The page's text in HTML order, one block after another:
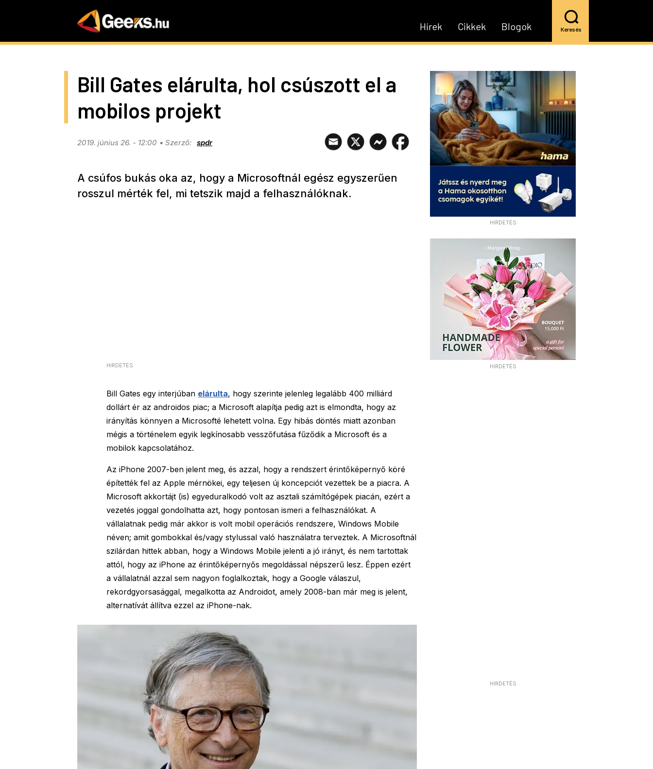
Blogok
Cikkek
Hírek Keresés
HIRDETÉS
HIRDETÉS
HIRDETÉS
Bill Gates elárulta, hol csúszott el a
mobilos projekt
2019. június 26. - 12:00 spdr
A csúfos bukás oka az, hogy a Microsoftnál egész egyszerűen
rosszul mérték fel, mi tetszik majd a felhasználóknak.
HIRDETÉS
Bill Gates egy interjúban elárulta, hogy szerinte jelenleg legalább 400 milliárd
dollárt ér az androidos piac; a Microsoft alapítja pedig azt is elmondta, hogy az
irányítás könnyen a Microsofté lehetett volna. Egy hibás döntés miatt azonban
mégis a történelem egyik legkínosabb vesszőfutása fűződik a Microsoft és a
mobilok kapcsolatához.
Az iPhone 2007-ben jelent meg, és azzal, hogy a rendszert érintőképernyő köré
építették fel az Apple mérnökei, egy teljesen új koncepciót vezettek be a piacra. A
Microsoft akkortájt (is) egyeduralkodó volt az asztali számítógépek piacán, ezért a
vezetés joggal gondolhatta azt, hogy pontosan ismeri a felhasználókat. A
vállalatnak pedig már akkor is volt mobil operációs rendszere, Windows Mobile
néven; amit gombokkal és/vagy stylussal való használatra terveztek. A Microsoftnál
szilárdan hittek abban, hogy a Windows Mobile jelenti a jó irányt, és nem tartottak
attól, hogy az iPhone az érintőképernyős megoldással népszerű lesz. Éppen ezért
a vállalatnál azzal sem nagyon foglalkoztak, hogy a Google válaszul,
rekordgyorsasággal, megalkotta az Androidot, amely 2008-ban már meg is jelent,
alternatívát állítva ezzel az iPhone-nak.